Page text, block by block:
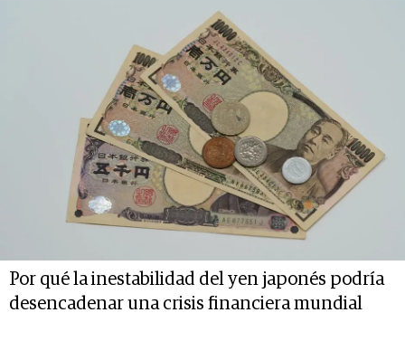
Por qué la inestabilidad del yen japonés podría
desencadenar una crisis financiera mundial